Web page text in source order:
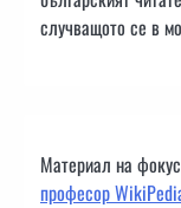
случващото се в
Материал на
професор